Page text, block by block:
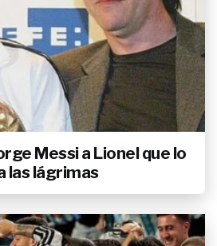
Messi a Lionel que lo
las lágrimas